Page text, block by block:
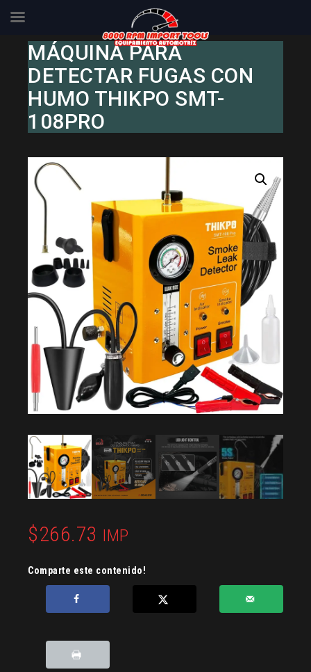
content
MÁQUINA PARA
DETECTAR FUGAS CON
HUMO THIKPO SMT-
108PRO
$266.73 IMP
Comparte este contenido!